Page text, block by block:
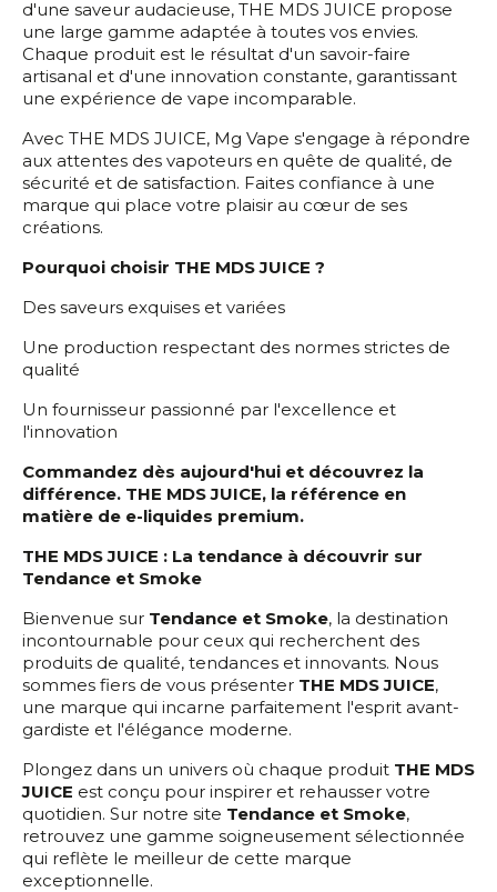
d'une saveur audacieuse, THE MDS JUICE propose
une large gamme adaptée à toutes vos envies.
Chaque produit est le résultat d'un savoir-faire
artisanal et d'une innovation constante, garantissant
une expérience de vape incomparable.
Avec THE MDS JUICE, Mg Vape s'engage à répondre
aux attentes des vapoteurs en quête de qualité, de
sécurité et de satisfaction. Faites confiance à une
marque qui place votre plaisir au cœur de ses
créations.
Pourquoi choisir THE MDS JUICE ?
Des saveurs exquises et variées
Une production respectant des normes strictes de
qualité
Un fournisseur passionné par l'excellence et
l'innovation
Commandez dès aujourd'hui et découvrez la
différence. THE MDS JUICE, la référence en
matière de e-liquides premium.
THE MDS JUICE : La tendance à découvrir sur
Tendance et Smoke
Bienvenue sur Tendance et Smoke, la destination
incontournable pour ceux qui recherchent des
produits de qualité, tendances et innovants. Nous
sommes fiers de vous présenter THE MDS JUICE,
une marque qui incarne parfaitement l'esprit avant-
gardiste et l'élégance moderne.
Plongez dans un univers où chaque produit THE MDS
JUICE est conçu pour inspirer et rehausser votre
quotidien. Sur notre site Tendance et Smoke,
retrouvez une gamme soigneusement sélectionnée
qui reflète le meilleur de cette marque
exceptionnelle.